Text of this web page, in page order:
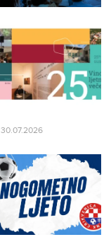
30.07.2026